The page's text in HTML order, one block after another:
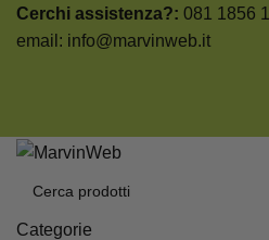
Cerchi assistenza?: 081 1856
email: info@marvinweb.it
Categorie